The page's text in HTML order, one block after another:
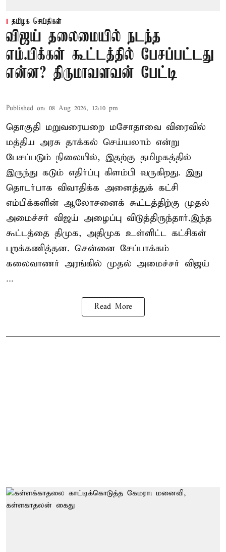
தமிழக செய்திகள்
விஜய் தலைமையில் நடந்த
எம்.பிக்கள் கூட்டத்தில் பேசப்பட்டது
என்ன? திருமாவளவன் பேட்டி
Published on: 08 Aug 2026, 12:10 pm
தொகுதி மறுவரையறை மசோதாவை விரைவில்
மத்திய அரசு தாக்கல் செய்யலாம் என்று
பேசப்படும் நிலையில், இதற்கு தமிழகத்தில்
இருந்து கடும் எதிர்ப்பு கிளம்பி வருகிறது. இது
தொடர்பாக விவாதிக்க அனைத்துக் கட்சி
எம்பிக்களின் ஆலோசனைக் கூட்டத்திற்கு முதல்
அமைச்சர் விஜய் அழைப்பு விடுத்திருந்தார்.இந்த
கூட்டத்தை திமுக, அதிமுக உள்ளிட்ட கட்சிகள்
புறக்கணித்தன. சென்னை சேப்பாக்கம்
கலைவாணர் அரங்கில் முதல் அமைச்சர் விஜய்
...
Read More